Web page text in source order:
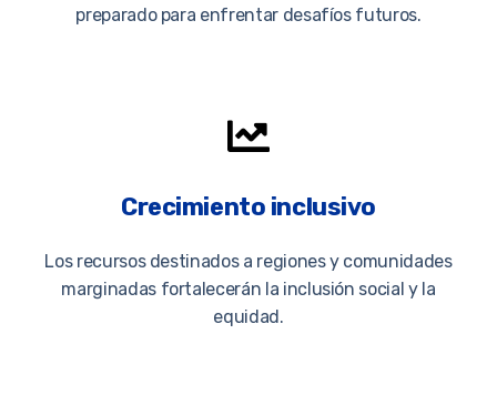
preparado para enfrentar desafíos futuros.
Crecimiento inclusivo
Los recursos destinados a regiones y comunidades
marginadas fortalecerán la inclusión social y la
equidad.